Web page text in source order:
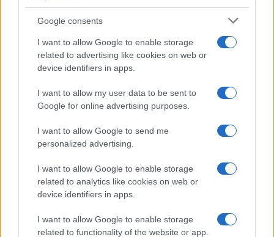
Google consents
I want to allow Google to enable storage
related to advertising like cookies on web or
device identifiers in apps.
I want to allow my user data to be sent to
Google for online advertising purposes.
I want to allow Google to send me
personalized advertising.
I want to allow Google to enable storage
related to analytics like cookies on web or
device identifiers in apps.
I want to allow Google to enable storage
related to functionality of the website or app.
Biografie
Biografie più visitate
Indice dei nomi
Approfondimenti
Ricorrenze
Onomastico